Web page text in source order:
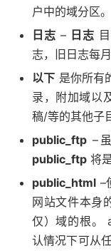
户中的域分区。
日志 – 日志
志，旧日志每
以下 是你所有
录，附加域以
稿/等的其他子
public_ftp –
public_ftp 将
public_html –
网站文件本身
仅）域的根。
认情况下可从